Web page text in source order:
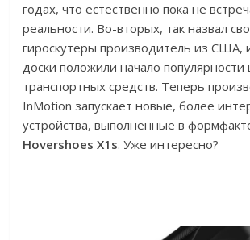
годах, что естественно пока не
реальности. Во-вторых, так назвал
гироскутеры производитель из США,
доски положили начало популярности
транспортных средств. Теперь
InMotion запускает новые, более
устройства, выполненные в
Hovershoes X1s. Уже интересно?